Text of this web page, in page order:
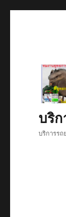
บริ
บริการรถ